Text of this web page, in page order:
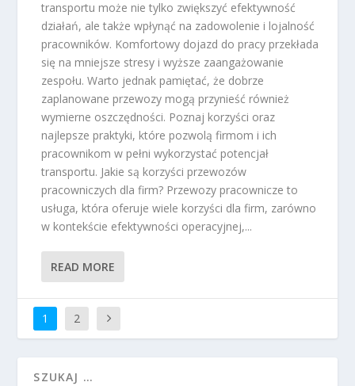
transportu może nie tylko zwiększyć efektywność
działań, ale także wpłynąć na zadowolenie i lojalność
pracowników. Komfortowy dojazd do pracy przekłada
się na mniejsze stresy i wyższe zaangażowanie
zespołu. Warto jednak pamiętać, że dobrze
zaplanowane przewozy mogą przynieść również
wymierne oszczędności. Poznaj korzyści oraz
najlepsze praktyki, które pozwolą firmom i ich
pracownikom w pełni wykorzystać potencjał
transportu. Jakie są korzyści przewozów
pracowniczych dla firm? Przewozy pracownicze to
usługa, która oferuje wiele korzyści dla firm, zarówno
w kontekście efektywności operacyjnej,...
READ MORE
1 2